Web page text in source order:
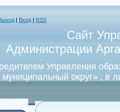
Вход RSS
Сайт
Администрации
Управления
округ» , в